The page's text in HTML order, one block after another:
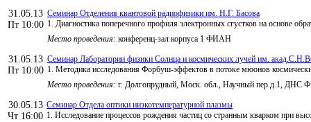
31.05.13
Пт 10:00
Семинар Отделения квантовой радиофизики им. Н.Г. Басова
1. Диагностика поперечного профиля электронных сгустков на основе
Место проведения: конференц-зал корпуса 1 ФИАН
31.05.13
Пт 10:00
Семинар Лаборатории физики Солнца и космических лучей им.
1. Методика исследования Форбуш-эффектов в потоке мюонов
Место проведения: г. Долгопрудный, Моск. обл., Научный пер.д.1,
30.05.13
Чт 16:00
Семинар Отдела оптики низкотемпературной плазмы
1. Исследование процессов рождения частиц со странным кварком при